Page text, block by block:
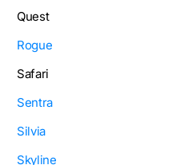
Quest
Rogue
Safari
Sentra
Silvia
Skyline